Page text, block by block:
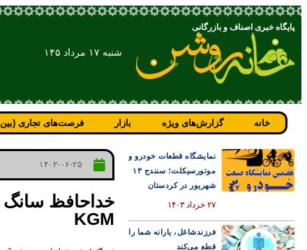
پایگاه خبری اصناف و بازرگانی
شنبه ۱۷ مرداد ۱۴۵
خانه گزارش‌های ویژه بازار فرصت‌های تجاری (بین
نمایشگاه قطعات خودرو و
موتورسیکلت؛ سنندج ۱۳
شهریور در کردستان
۲۷ خرداد ۱۴۰۳
فرزندشاغل، یارانه شما را
قطع می‌کند
۱۴۰۲-۰۶-۲۵
خداحافظ سانگ
KGM